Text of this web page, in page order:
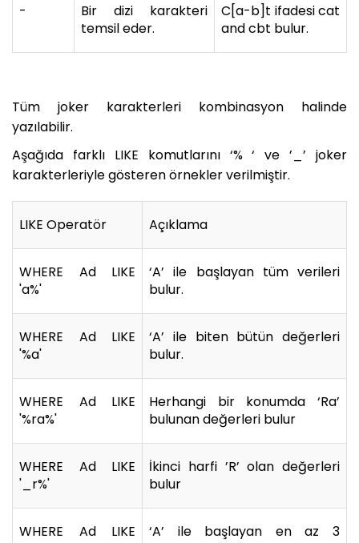
-
Bir dizi karakteri
temsil eder.
C[a-b]t ifadesi cat
and cbt bulur.
Tüm joker karakterleri kombinasyon halinde
yazılabilir.
Aşağıda farklı LIKE komutlarını ‘% ‘ ve ’_’ joker
karakterleriyle gösteren örnekler verilmiştir.
LIKE Operatör Açıklama
WHERE Ad LIKE
'a%'
‘A’ ile başlayan tüm verileri
bulur.
WHERE Ad LIKE
'%a'
‘A’ ile biten bütün değerleri
bulur.
WHERE Ad LIKE
'%ra%'
Herhangi bir konumda ‘Ra’
bulunan değerleri bulur
WHERE Ad LIKE
'_r%'
İkinci harfi ’R’ olan değerleri
bulur
WHERE Ad LIKE
‘A’ ile başlayan en az 3